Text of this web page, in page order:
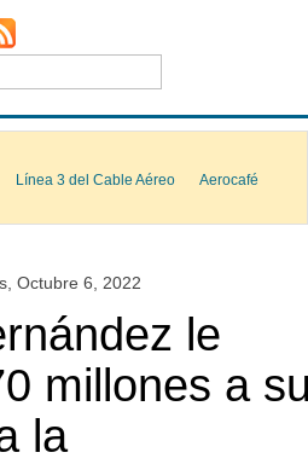
Línea 3 del Cable Aéreo
Aerocafé
Octubre 6, 2022
le
millones a
la